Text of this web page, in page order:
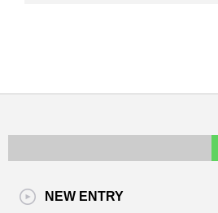
NEW ENTRY